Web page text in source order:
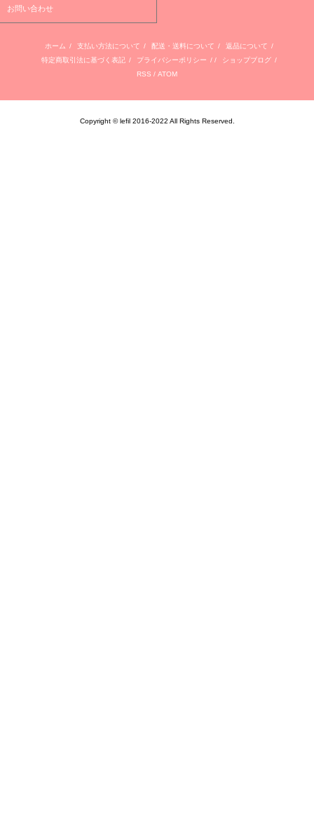
お問い合わせ
ホーム / 支払い方法について / 配送・送料について / 返品について /
特定商取引法に基づく表記 / プライバシーポリシー / / ショップブログ /
RSS / ATOM
Copyright © lefil 2016-2022 All Rights Reserved.